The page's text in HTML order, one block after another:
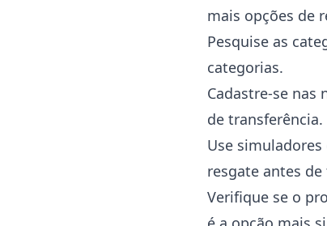
mais opções de
Pesquise as
categorias.
Cadastre-se nas
de transferência.
Use
resgate antes
Verifique se o